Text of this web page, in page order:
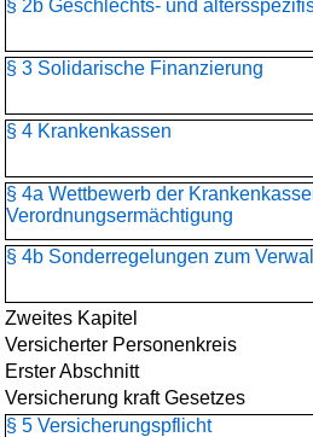
§ 2b Geschlechts- und
§ 3 Solidarische Finanzierung
§ 4 Krankenkassen
§ 4a Wettbewerb der
Verordnungsermächtigung
§ 4b Sonderregelungen zum
Zweites Kapitel
Versicherter Personenkreis
Erster Abschnitt
Versicherung kraft Gesetzes
§ 5 Versicherungspflicht